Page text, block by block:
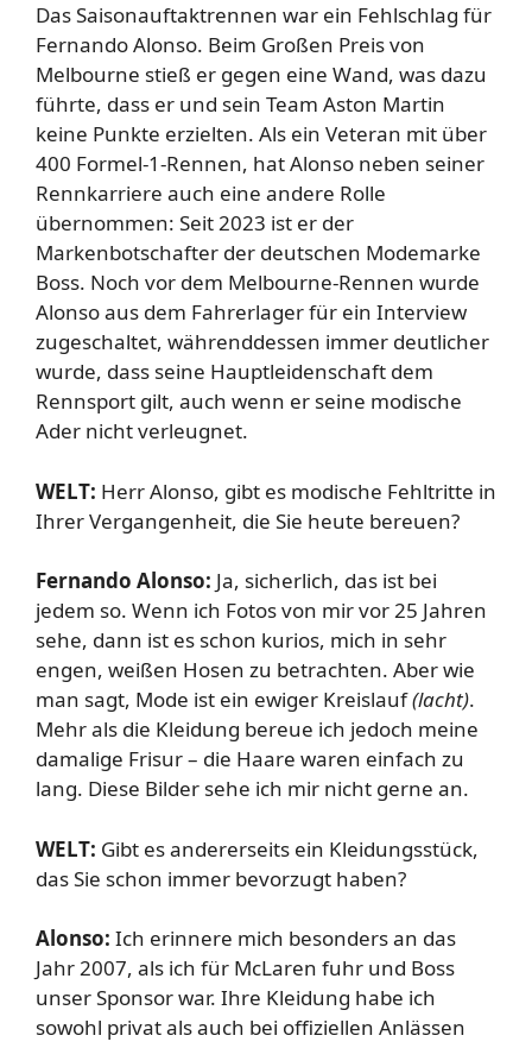
Das Saisonauftaktrennen war ein Fehlschlag für
Fernando Alonso. Beim Großen Preis von
Melbourne stieß er gegen eine Wand, was dazu
führte, dass er und sein Team Aston Martin
keine Punkte erzielten. Als ein Veteran mit über
400 Formel-1-Rennen, hat Alonso neben seiner
Rennkarriere auch eine andere Rolle
übernommen: Seit 2023 ist er der
Markenbotschafter der deutschen Modemarke
Boss. Noch vor dem Melbourne-Rennen wurde
Alonso aus dem Fahrerlager für ein Interview
zugeschaltet, währenddessen immer deutlicher
wurde, dass seine Hauptleidenschaft dem
Rennsport gilt, auch wenn er seine modische
Ader nicht verleugnet.
WELT: Herr Alonso, gibt es modische Fehltritte in
Ihrer Vergangenheit, die Sie heute bereuen?
Fernando Alonso: Ja, sicherlich, das ist bei
jedem so. Wenn ich Fotos von mir vor 25 Jahren
sehe, dann ist es schon kurios, mich in sehr
engen, weißen Hosen zu betrachten. Aber wie
man sagt, Mode ist ein ewiger Kreislauf(lacht).
Mehr als die Kleidung bereue ich jedoch meine
damalige Frisur – die Haare waren einfach zu
lang. Diese Bilder sehe ich mir nicht gerne an.
WELT: Gibt es andererseits ein Kleidungsstück,
das Sie schon immer bevorzugt haben?
Alonso: Ich erinnere mich besonders an das
Jahr 2007, als ich für McLaren fuhr und Boss
unser Sponsor war. Ihre Kleidung habe ich
sowohl privat als auch bei offiziellen Anlässen